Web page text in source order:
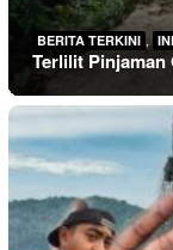
BERITA TERKINI ,
Terlilit